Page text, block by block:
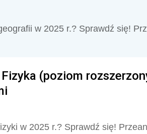
w 2025 r.? Sprawdź się!
(poziom
w 2025 r.? Sprawdź się!